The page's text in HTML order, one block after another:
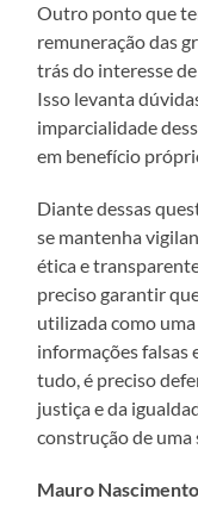
Outro ponto que
remuneração das
trás do interesse
Isso levanta
imparcialidade
em benefício
Diante dessas
se mantenha
ética e
preciso garantir
utilizada como
informações falsas
tudo, é preciso
justiça e da
construção de uma
Mauro Nascimento